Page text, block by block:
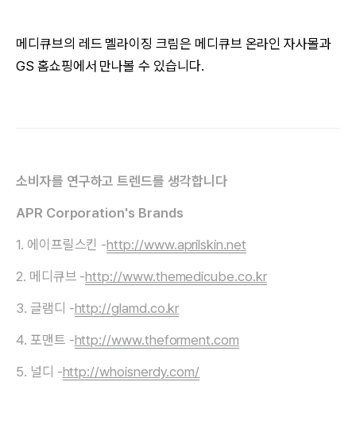
메디큐브의 레드 멜라이징 크림은 메디큐브 온라인 자사몰과
GS 홈쇼핑에서 만나볼 수 있습니다.
소비자를 연구하고 트렌드를 생각합니다
APR Corporation's Brands
1. 에이프릴스킨 -http://www.aprilskin.net
2. 메디큐브 -http://www.themedicube.co.kr
3. 글램디 -http://glamd.co.kr
4. 포맨트 -http://www.theforment.com
5. 널디 -http://whoisnerdy.com/